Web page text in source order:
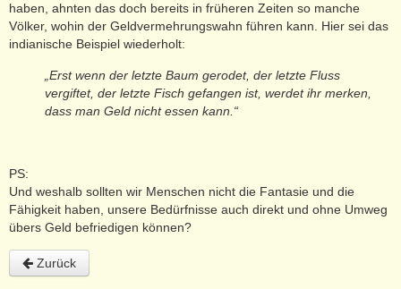
haben, ahnten das doch bereits in früheren Zeiten so manche
Völker, wohin der Geldvermehrungswahn führen kann. Hier sei das
indianische Beispiel wiederholt:
„Erst wenn der letzte Baum gerodet, der letzte Fluss
vergiftet, der letzte Fisch gefangen ist, werdet ihr merken,
dass man Geld nicht essen kann.“
PS:
Und weshalb sollten wir Menschen nicht die Fantasie und die
Fähigkeit haben, unsere Bedürfnisse auch direkt und ohne Umweg
übers Geld befriedigen können?
Zurück